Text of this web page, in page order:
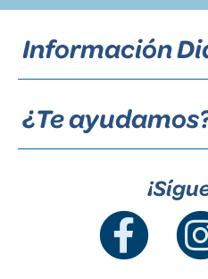
Información
¿Te